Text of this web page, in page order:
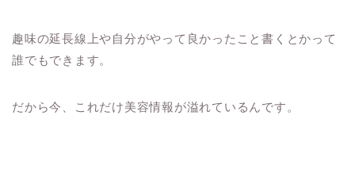
趣味の延長線上や自分がやって良かったこと書くとかって
誰でもできます。
だから今、これだけ美容情報が溢れているんです。